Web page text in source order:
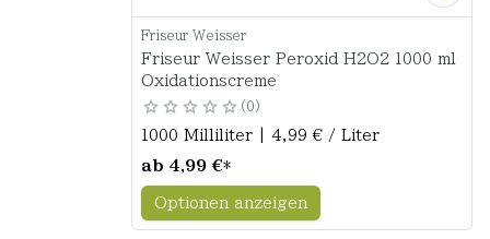
Friseur Weisser
Friseur Weisser Peroxid H2O2 1000 ml
Oxidationscreme
0
1000 Milliliter | 4,99 € / Liter
ab 4,99 €*
Optionen anzeigen